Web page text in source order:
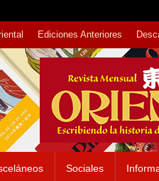
Ediciones Anteriores
Sociales